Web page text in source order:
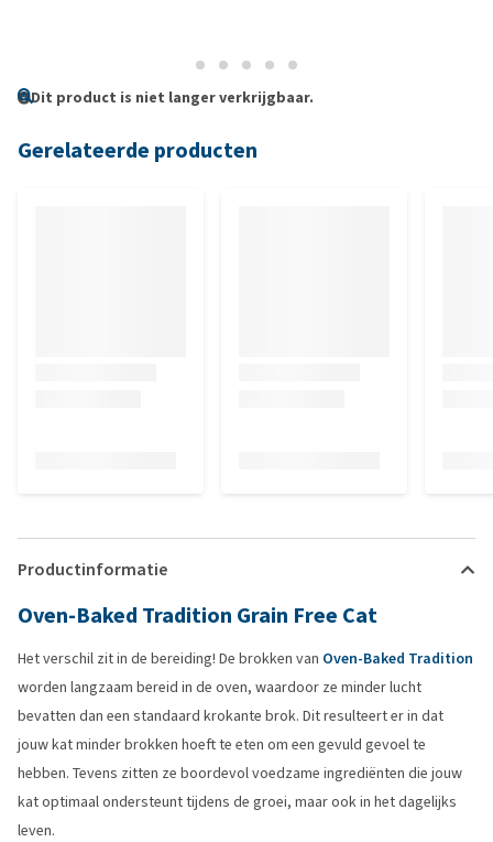
Dit product is niet langer verkrijgbaar.
Gerelateerde producten
Productinformatie
Oven-Baked Tradition Grain Free Cat
Het verschil zit in de bereiding! De brokken van Oven-Baked Tradition
worden langzaam bereid in de oven, waardoor ze minder lucht
bevatten dan een standaard krokante brok. Dit resulteert er in dat
jouw kat minder brokken hoeft te eten om een gevuld gevoel te
hebben. Tevens zitten ze boordevol voedzame ingrediënten die jouw
kat optimaal ondersteunt tijdens de groei, maar ook in het dagelijks
leven.